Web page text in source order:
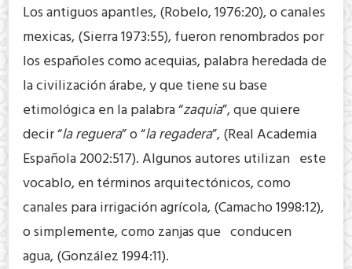
Los antiguos apantles, (Robelo, 1976:20), o canales
mexicas, (Sierra 1973:55), fueron renombrados por
los españoles como acequias, palabra heredada de
la civilización árabe, y que tiene su base
etimológica en la palabra “zaquia”, que quiere
decir “la reguera” o “la regadera”, (Real Academia
Española 2002:517). Algunos autores utilizan este
vocablo, en términos arquitectónicos, como
canales para irrigación agrícola, (Camacho 1998:12),
o simplemente, como zanjas que conducen
agua, (González 1994:11).